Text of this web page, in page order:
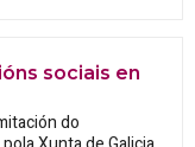
sociais en
do